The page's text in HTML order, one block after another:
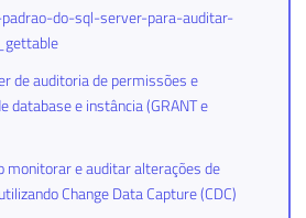
do-sql-server-para-auditar-
de auditoria de permissões e
database e instância (GRANT e
monitorar e auditar alterações de
Change Data Capture (CDC)